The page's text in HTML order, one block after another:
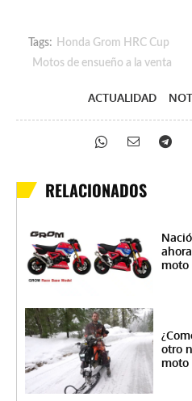
Tags:
Honda Grom HRC Cup
Motos de ensueño a la venta
ACTUALIDAD
RELACIONADOS
moto
otro
moto